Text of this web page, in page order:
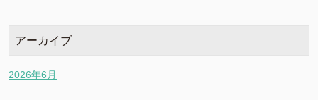
アーカイブ
2026年6月